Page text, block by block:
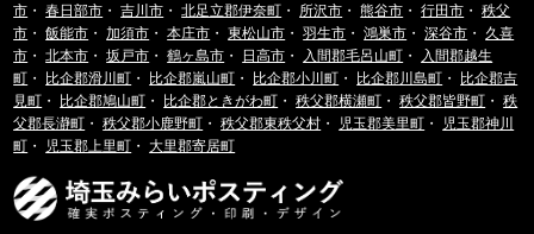
市 ・春日部市 ・吉川市 ・北足立郡伊奈町 ・ 所沢市 ・熊谷市 ・行田市 ・秩父
市 ・飯能市 ・加須市 ・本庄市 ・東松山市 ・羽生市 ・鴻巣市 ・深谷市 ・ 久喜
市 ・北本市 ・坂戸市 ・鶴ヶ島市 ・ 日高市 ・ 入間郡毛呂山町 ・
入間郡越生
町 ・ 比企郡滑川町 ・ 比企郡嵐山町 ・ 比企郡小川町 ・ 比企郡川島町 ・ 比企郡吉
見町 ・ 比企郡鳩山町 ・ 比企郡ときがわ町 ・秩父郡横瀬町 ・秩父郡皆野町 ・秩
父郡長瀞町 ・秩父郡小鹿野町 ・秩父郡東秩父村 ・ 児玉郡美里町 ・
児玉郡神川
町 ・ 児玉郡上里町 ・大里郡寄居町